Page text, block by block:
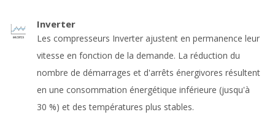
Inverter
Les compresseurs Inverter ajustent en permanence leur
vitesse en fonction de la demande. La réduction du
nombre de démarrages et d'arrêts énergivores résultent
en une consommation énergétique inférieure (jusqu'à
30 %) et des températures plus stables.